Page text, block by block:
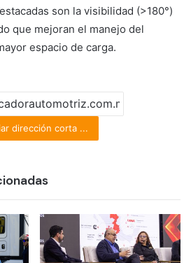
son la visibilidad (>180°)
que mejoran el manejo del
espacio de carga.
dirección corta ...